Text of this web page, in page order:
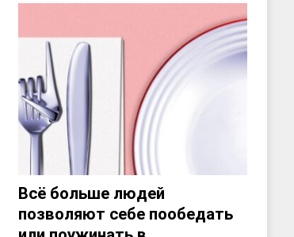
Всё больше людей
позволяют себе пообедать